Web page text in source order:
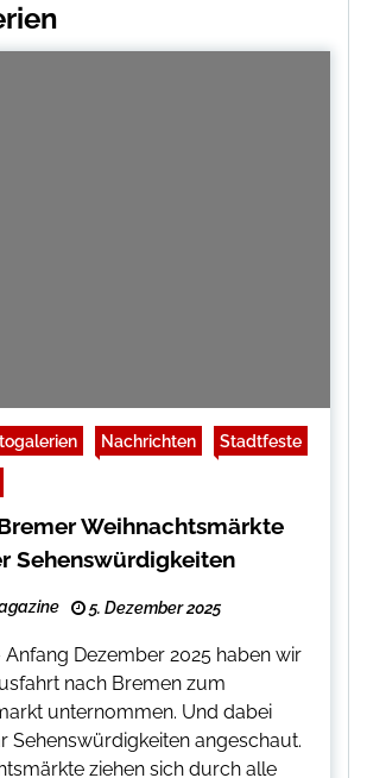
Nachrichten Stadtfeste
Weihnachtsmärkte
Sehenswürdigkeiten
5. Dezember 2025
Anfang Dezember 2025 haben wir
nach Bremen zum
unternommen. Und dabei
Sehenswürdigkeiten angeschaut.
ziehen sich durch alle